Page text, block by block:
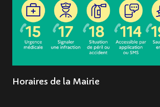
Horaires de la Mairie